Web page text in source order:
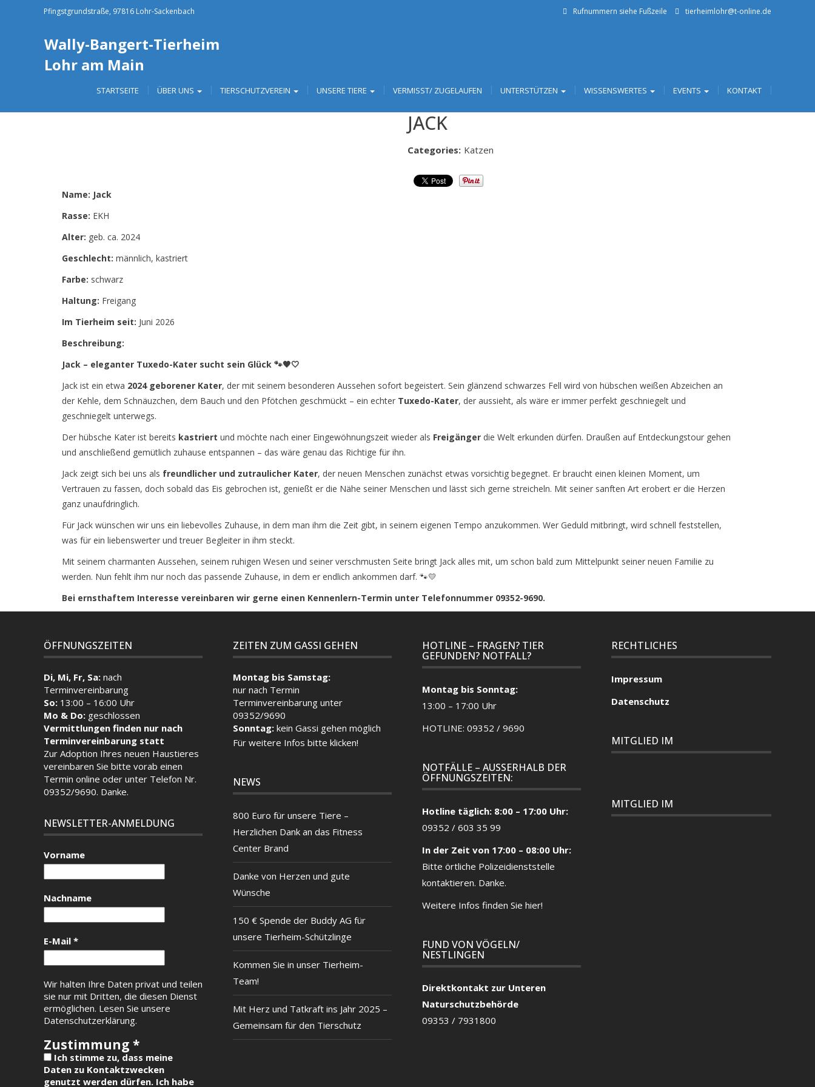
Pfingstgrundstraße, 97816 Lohr-Sackenbach Rufnummern siehe Fußzeile tierheimlohr@t-online.de
Wally-Bangert-Tierheim
Lohr am Main
STARTSEITE ÜBER UNS TIERSCHUTZVEREIN UNSERE TIERE VERMISST/ ZUGELAUFEN UNTERSTÜTZEN WISSENSWERTES EVENTS KONTAKT
JACK
Categories: Katzen
Name: Jack
Rasse: EKH
Alter: geb. ca. 2024
Geschlecht: männlich, kastriert
Farbe: schwarz
Haltung: Freigang
Im Tierheim seit: Juni 2026
Beschreibung:
Jack – eleganter Tuxedo-Kater sucht sein Glück 🐾🖤🤍
Jack ist ein etwa 2024 geborener Kater, der mit seinem besonderen Aussehen sofort begeistert. Sein glänzend schwarzes Fell wird von hübschen weißen Abzeichen an
der Kehle, dem Schnäuzchen, dem Bauch und den Pfötchen geschmückt – ein echter Tuxedo-Kater, der aussieht, als wäre er immer perfekt geschniegelt und
geschniegelt unterwegs.
Der hübsche Kater ist bereits kastriert und möchte nach einer Eingewöhnungszeit wieder als Freigänger die Welt erkunden dürfen. Draußen auf Entdeckungstour gehen
und anschließend gemütlich zuhause entspannen – das wäre genau das Richtige für ihn.
Jack zeigt sich bei uns als freundlicher und zutraulicher Kater, der neuen Menschen zunächst etwas vorsichtig begegnet. Er braucht einen kleinen Moment, um
Vertrauen zu fassen, doch sobald das Eis gebrochen ist, genießt er die Nähe seiner Menschen und lässt sich gerne streicheln. Mit seiner sanften Art erobert er die Herzen
ganz unaufdringlich.
Für Jack wünschen wir uns ein liebevolles Zuhause, in dem man ihm die Zeit gibt, in seinem eigenen Tempo anzukommen. Wer Geduld mitbringt, wird schnell feststellen,
was für ein liebenswerter und treuer Begleiter in ihm steckt.
Mit seinem charmanten Aussehen, seinem ruhigen Wesen und seiner verschmusten Seite bringt Jack alles mit, um schon bald zum Mittelpunkt seiner neuen Familie zu
werden. Nun fehlt ihm nur noch das passende Zuhause, in dem er endlich ankommen darf. 🐾💛
Bei ernsthaftem Interesse vereinbaren wir gerne einen Kennenlern-Termin unter Telefonnummer 09352-9690.
ÖFFNUNGSZEITEN
Di, Mi, Fr, Sa: nach
Terminvereinbarung
So: 13:00 – 16:00 Uhr
Mo & Do: geschlossen
Vermittlungen finden nur nach
Terminvereinbarung statt
Zur Adoption Ihres neuen Haustieres
vereinbaren Sie bitte vorab einen
Termin online oder unter Telefon Nr.
09352/9690. Danke.
NEWSLETTER-ANMELDUNG
Vorname
Nachname
E-Mail *
Wir halten Ihre Daten privat und teilen
sie nur mit Dritten, die diesen Dienst
ermöglichen. Lesen Sie unsere
Datenschutzerklärung.
Zustimmung *
Ich stimme zu, dass meine
Daten zu Kontaktzwecken
genutzt werden dürfen. Ich habe
ZEITEN ZUM GASSI GEHEN
Montag bis Samstag:
nur nach Termin
Terminvereinbarung unter
09352/9690
Sonntag: kein Gassi gehen möglich
Für weitere Infos bitte klicken!
NEWS
800 Euro für unsere Tiere –
Herzlichen Dank an das Fitness
Center Brand
Danke von Herzen und gute
Wünsche
150 € Spende der Buddy AG für
unsere Tierheim-Schützlinge
Kommen Sie in unser Tierheim-
Team!
Mit Herz und Tatkraft ins Jahr 2025 –
Gemeinsam für den Tierschutz
HOTLINE – FRAGEN? TIER
GEFUNDEN? NOTFALL?
Montag bis Sonntag:
13:00 – 17:00 Uhr
HOTLINE: 09352 / 9690
NOTFÄLLE – AUSSERHALB DER
ÖFFNUNGSZEITEN:
Hotline täglich: 8:00 – 17:00 Uhr:
09352 / 603 35 99
In der Zeit von 17:00 – 08:00 Uhr:
Bitte örtliche Polizeidienststelle
kontaktieren. Danke.
Weitere Infos finden Sie hier!
FUND VON VÖGELN/
NESTLINGEN
Direktkontakt zur Unteren
Naturschutzbehörde
09353 / 7931800
RECHTLICHES
Impressum
Datenschutz
MITGLIED IM
MITGLIED IM